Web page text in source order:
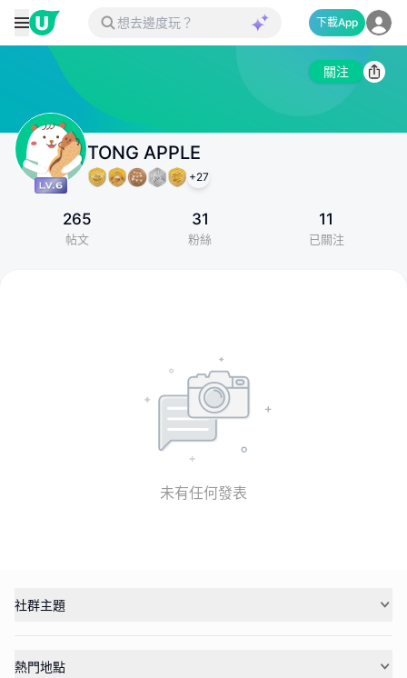
下載App
關注
TONG APPLE
+27
265
帖文
31
粉絲
11
已關注
未有任何發表
社群主題
熱門地點